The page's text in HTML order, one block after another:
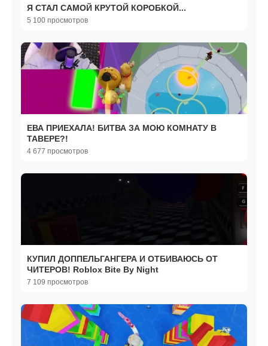
Я СТАЛ САМОЙ КРУТОЙ КОРОБКОЙ...
5 100 просмотров
ЕВА ПРИЕХАЛА! БИТВА ЗА МОЮ КОМНАТУ В
ТАВЕРЕ?!
4 677 просмотров
КУПИЛ ДОППЕЛЬГАНГЕРА И ОТБИВАЮСЬ ОТ
ЧИТЕРОВ! Roblox Bite By Night
7 109 просмотров